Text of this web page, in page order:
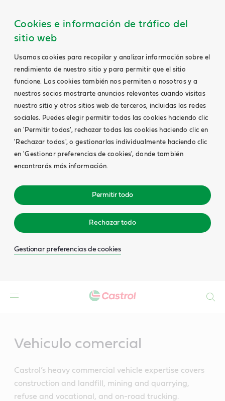
Cookies e información de tráfico del
sitio web
Usamos cookies para recopilar y analizar información sobre el
rendimiento de nuestro sitio y para permitir que el sitio
funcione. Las cookies también nos permiten a nosotros y a
nuestros socios mostrarte anuncios relevantes cuando visitas
nuestro sitio y otros sitios web de terceros, incluidas las redes
sociales. Puedes elegir permitir todas las cookies haciendo clic
en 'Permitir todas', rechazar todas las cookies haciendo clic en
'Rechazar todas', o gestionarlas individualmente haciendo clic
en 'Gestionar preferencias de cookies', donde también
encontrarás más información.
Permitir todo
Rechazar todo
Gestionar preferencias de cookies
Vehiculo comercial
Castrol’s heavy commercial vehicle expertise covers
construction and landfill, mining and quarrying,
refuse and vocational, and on-road trucking.